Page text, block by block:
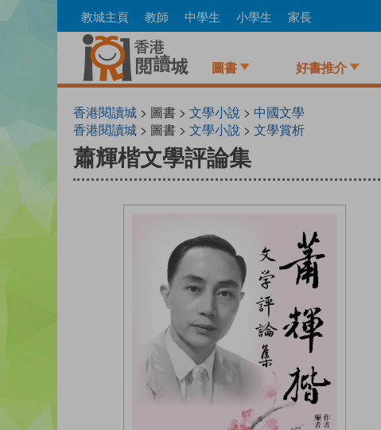
to
教城主頁 教師 中學生 小學生 家長
圖書 好書推介
香港閱讀城 > 圖書 > 文學小說 > 中國文學
香港閱讀城 > 圖書 > 文學小說 > 文學賞析
蕭輝楷文學評論集